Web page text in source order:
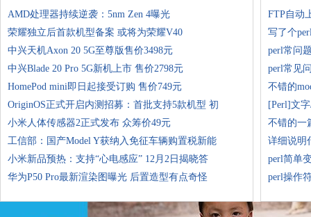
AMD处理器持续逆袭：5nm Zen 4曝光
荣耀独立后首款机型备案 或将为荣耀V40
中兴天机Axon 20 5G至尊版售价3498元
中兴Blade 20 Pro 5G新机上市 售价2798元
HomePod mini即日起接受订购 售价749元
OriginOS正式开启内测招募：首批支持5款机型 初
小米人体传感器2正式发布 众筹价49元
工信部：国产Model Y获纳入免征车辆购置税新能
小米新品预热：支持“心电感应” 12月2日揭晓答
华为P50 Pro最新渲染图曝光 后置造型有点奇怪
FTP自动
写了个
perl常问
perl常见
不错的
[Perl]文
不错的一
详细说明
perl简单
perl操作